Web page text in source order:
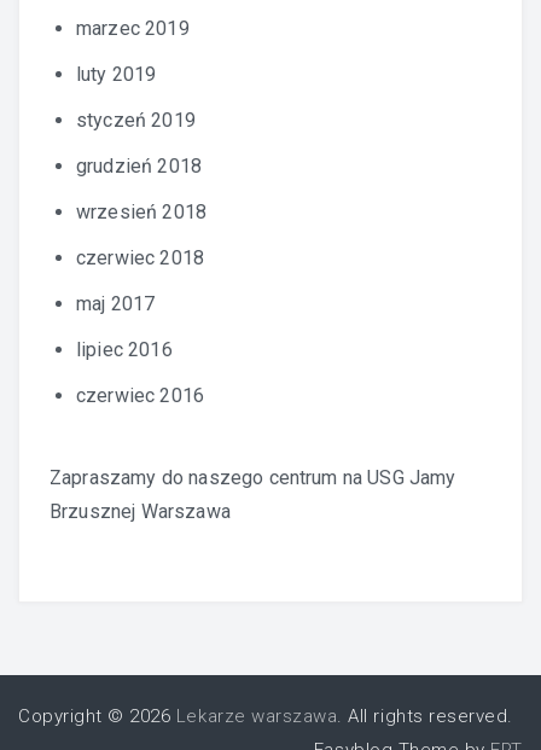
marzec 2019
luty 2019
styczeń 2019
grudzień 2018
wrzesień 2018
czerwiec 2018
maj 2017
lipiec 2016
czerwiec 2016
Zapraszamy do naszego centrum naUSG Jamy
Brzusznej Warszawa
Copyright © 2026 Lekarze warszawa. All rights reserved.